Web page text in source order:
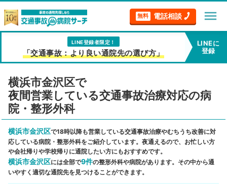
無料 電話相談 menu
LINE登録者限定！
「交通事故：より良い通院先の選び方」
LINEに
登録
横浜市金沢区で
夜間営業している交通事故治療対応の病
院・整形外科
横浜市金沢区で18時以降も営業している交通事故治療やむちうち改善に対
応している病院・整形外科をご紹介しています。夜通えるので、お忙しい方
や会社帰りや学校帰りに通院したい方にもおすすめです。
横浜市金沢区には全部で9件の整形外科や病院があります。その中から通
いやすく適切な通院先を見つけることができます。